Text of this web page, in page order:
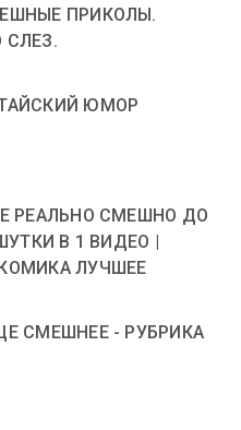
ПРИКОЛЫ.
ЮМОР
РЕАЛЬНО СМЕШНО ДО
В 1 ВИДЕО |
ЛУЧШЕЕ
СМЕШНЕЕ - РУБРИКА